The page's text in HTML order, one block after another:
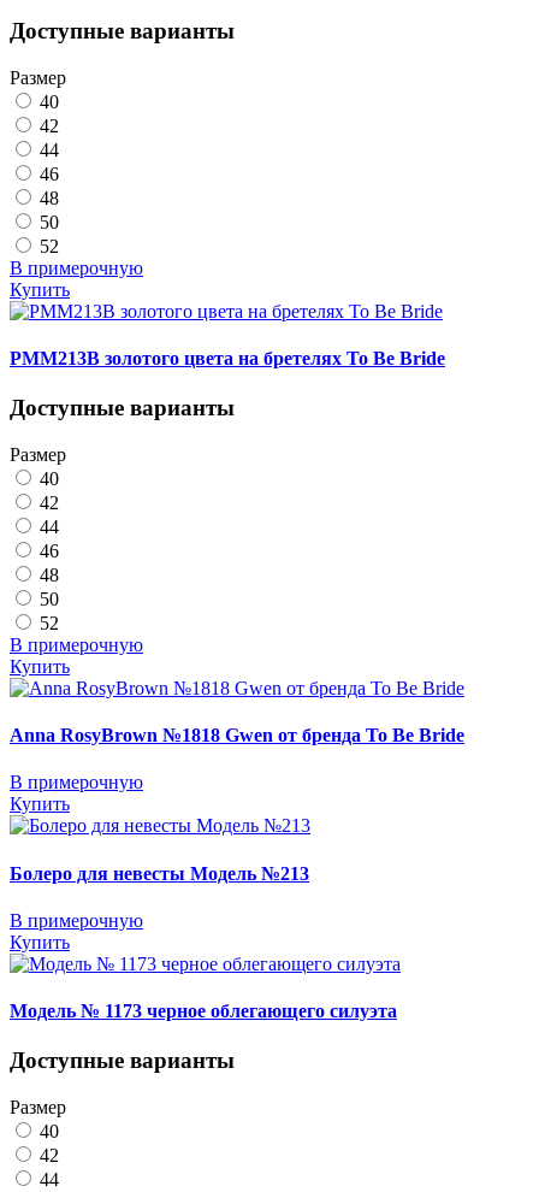
Доступные варианты
Размер
40
42
44
46
48
50
52
В примерочную
Купить
PMM213B золотого цвета на бретелях To Be Bride
Доступные варианты
Размер
40
42
44
46
48
50
52
В примерочную
Купить
Anna RosyBrown №1818 Gwen от бренда To Be Bride
В примерочную
Купить
Болеро для невесты Модель №213
В примерочную
Купить
Модель № 1173 черное облегающего силуэта
Доступные варианты
Размер
40
42
44